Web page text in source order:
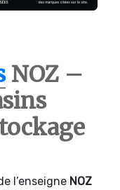
NOZ –
l’enseigne NOZ